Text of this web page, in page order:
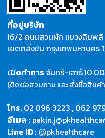
ที่อยู่บริษัท
16/2 ถนนสวนผัก แขวงฉิมพลี
เขตตลิ่งชัน กรุงเทพมหานคร
เปิดทำการจันทร์-เสาร์
(ติดต่อสอบถาม และ สั่งซื้อสินค้
โทร.02 096 3223 , 062
อีเมล :
Line ID : @pkhealthcare